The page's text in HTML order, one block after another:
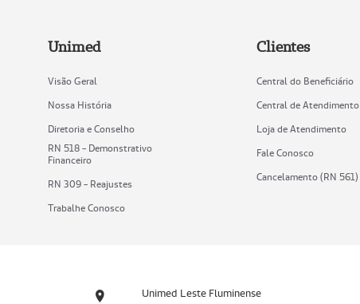
Unimed
Visão Geral
Nossa História
Diretoria e Conselho
RN 518 - Demonstrativo
Financeiro
RN 309 - Reajustes
Trabalhe Conosco
Clientes
Central do Beneficiário
Central de Atendimento
Loja de Atendimento
Fale Conosco
Cancelamento (RN 561)
Unimed Leste Fluminense